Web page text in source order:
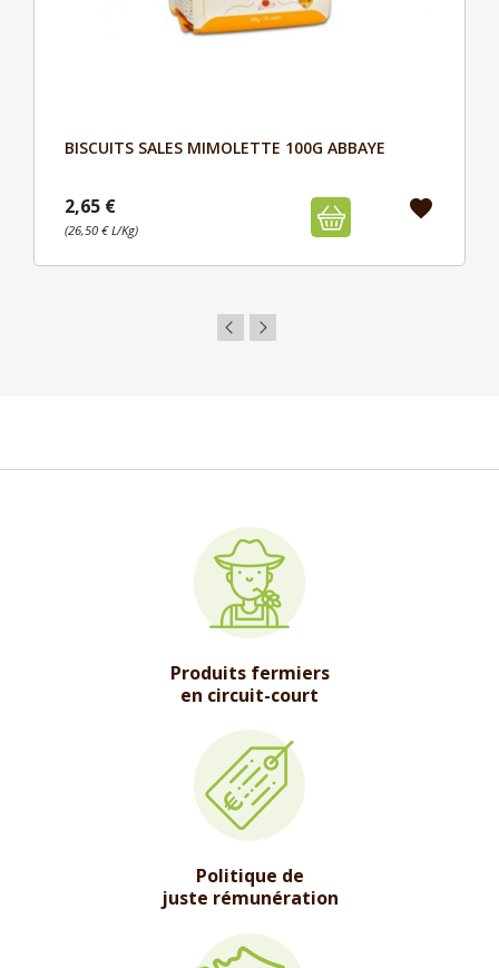
Aperçu
BISCUITS SALES MIMOLETTE 100G ABBAYE
2,65 €
(26,50 € L/Kg)
favorite
Produits fermiers
en circuit-court
Politique de
juste rémunération